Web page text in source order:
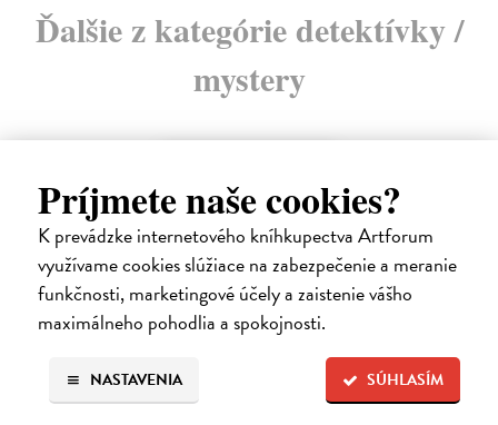
Príjmete naše cookies?
K prevádzke internetového kníhkupectva Artforum
využívame cookies slúžiace na zabezpečenie a meranie
funkčnosti, marketingové účely a zaistenie vášho
maximálneho pohodlia a spokojnosti.
SÚHLASÍM
NASTAVENIA
Ďalšie z kategórie detektívky /
mystery